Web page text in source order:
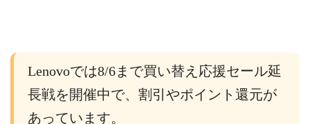
Lenovoでは8/6まで買い替え応援セール延
長戦を開催中で、割引やポイント還元が
あっています。